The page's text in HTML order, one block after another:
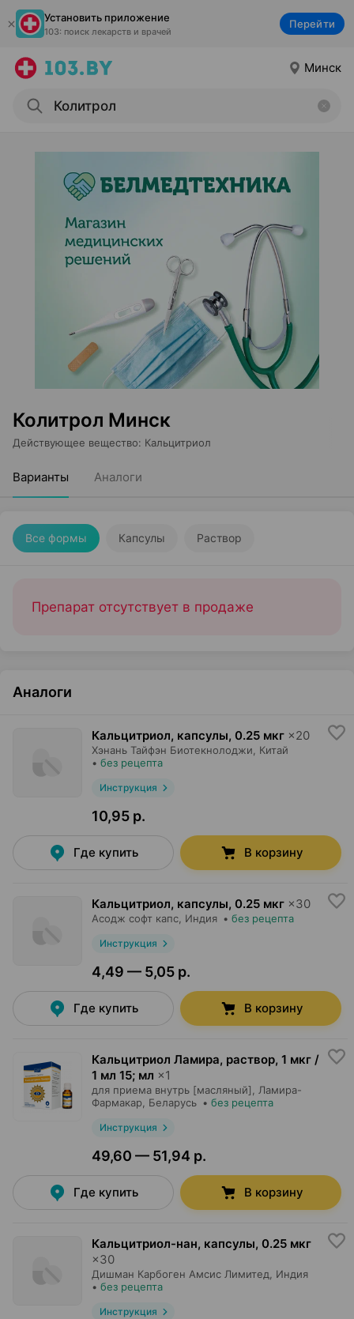
Установить приложение
103: поиск лекарств и врачей
Перейти
Минск
Колитрол Минск
Действующее вещество: Кальцитриол
Варианты Аналоги
Все формы Капсулы Раствор
Препарат отсутствует в продаже
Аналоги
Кальцитриол, капсулы, 0.25 мкг ×20
Хэнань Тайфэн Биотекнолоджи , Китай
• без рецепта
Инструкция
10,95 р.
Где купить В корзину
Кальцитриол, капсулы, 0.25 мкг ×30
Асодж софт капс , Индия • без рецепта
Инструкция
4,49 — 5,05 р.
Где купить В корзину
Кальцитриол Ламира, раствор, 1 мкг /
1 мл 15; мл ×1
для приема внутрь [масляный],
Ламира-
Фармакар , Беларусь • без рецепта
Инструкция
49,60 — 51,94 р.
Где купить В корзину
Кальцитриол-нан, капсулы, 0.25 мкг
×30
Дишман Карбоген Амсис Лимитед , Индия
• без рецепта
Инструкция